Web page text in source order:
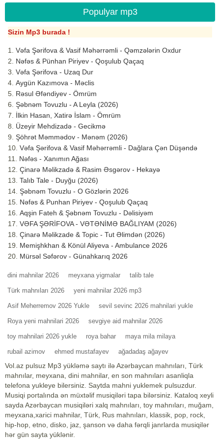
Populyar mp3
Sizin Mp3 burada !
Vəfa Şərifova & Vasif Məhərrəmli - Qəmzələrin Oxdur
Nəfəs & Pünhan Piriyev - Qoşulub Qaçaq
Vəfa Şərifova - Uzaq Dur
Aygün Kazımova - Məclis
Rəsul Əfəndiyev - Ömrüm
Şəbnəm Tovuzlu - A Leyla (2026)
İlkin Hasan, Xatirə İslam - Ömrüm
Üzeyir Mehdizadə - Gecikmə
Şöhrət Məmmədov - Mənəm (2026)
Vəfa Şərifova & Vasif Məhərrəmli - Dağlara Çən Düşəndə
Nəfəs - Xanımın Ağası
Çinarə Məlikzadə & Rasim Əsgərov - Hekayə
Talıb Tale - Duyğu (2026)
Şəbnəm Tovuzlu - O Gözlərin 2026
Nəfəs & Punhan Piriyev - Qoşulub Qaçaq
Aqşin Fateh & Şəbnəm Tovuzlu - Dəlisiyəm
VƏFA ŞƏRİFOVA - VƏTƏNİMƏ BAĞLIYAM (2026)
Çinarə Məlikzade & Topic - Tut Əlimdən (2026)
Memişhkhan & Könül Aliyeva - Ambulance 2026
Mürsəl Səfərov - Günahkarıq 2026
dini mahnilar 2026 meyxana yigmalar talib tale
Türk mahnıları 2026 yeni mahnilar 2026 mp3
Asif Meherremov 2026 Yukle sevil sevinc 2026 mahnilari yukle
Roya yeni mahnilari 2026 sevgiye aid mahnilar 2026
toy mahnilari 2026 yukle roya bahar maya mila milaya
rubail azimov ehmed mustafayev ağadadaş ağayev
Vol.az pulsuz Mp3 yükləmə saytı ilə Azərbaycan mahnıları, Türk
mahnılar, meyxana, dini mahnilar, en son mahnıları asanliqla
telefona yukleye bilersiniz. Saytda mahni yuklemek pulsuzdur.
Musiqi portalında ən müxtəlif musiqiləri tapa bilərsiniz. Kataloq xeyli
sayda Azərbaycan musiqiləri xalq mahnıları, toy mahnıları, muğam,
meyxana,xarici mahnilar, Türk, Rus mahnıları, klassik, pop, rock,
hip-hop, etno, disko, jaz, şanson və daha fərqli janrlarda musiqilər
hər gün sayta yüklənir.